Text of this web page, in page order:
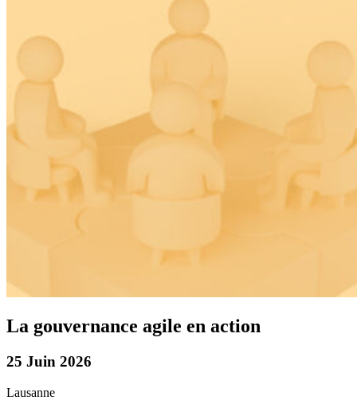
La gouvernance agile en action
25 Juin 2026
Lausanne